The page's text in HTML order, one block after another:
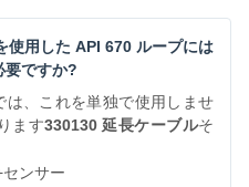
用した API 670 ループには
要ですか?
、これを単独で使用しませ
ます330130 延長ケーブルそ
ンサー